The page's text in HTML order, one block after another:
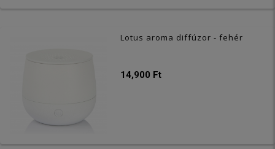
Lotus aroma diffúzor - fehér
14,900 Ft